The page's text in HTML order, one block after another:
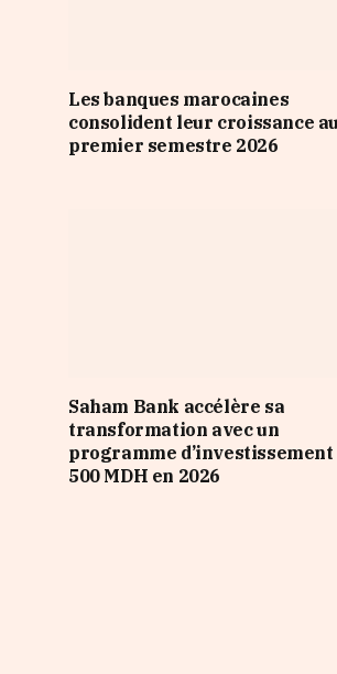
Les banques marocaines
consolident leur croissance au
premier semestre 2026
Saham Bank accélère sa
transformation avec un
programme d’investissement
500 MDH en 2026